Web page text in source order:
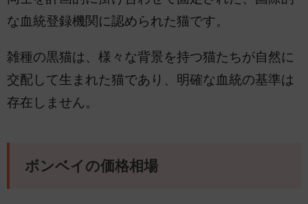
な血統登録機関に認められた猫です。
雑種の黒猫は、様々な背景を持つ猫たちが自然に
交配して生まれた猫であり、明確な血統の基準は
存在しません。
ボンベイの価格相場